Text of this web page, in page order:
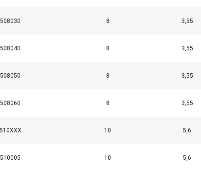
8 3,55
8 3,55
8 3,55
8 3,55
10 5,6
10 5,6